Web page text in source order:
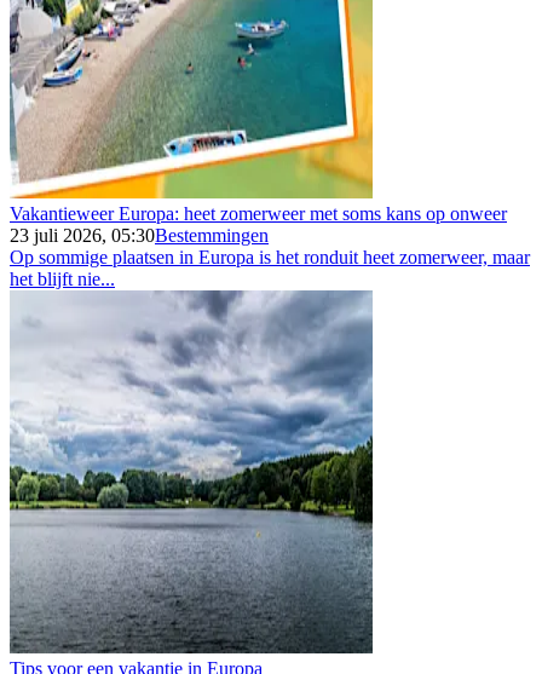
Vakantieweer Europa: heet zomerweer met soms kans op onweer
23 juli 2026, 05:30Bestemmingen
Op sommige plaatsen in Europa is het ronduit heet zomerweer, maar
het blijft nie...
Tips voor een vakantie in Europa